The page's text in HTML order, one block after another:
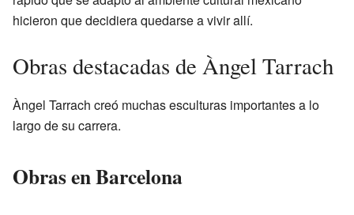
hicieron que decidiera quedarse a vivir allí.
Obras destacadas de Àngel Tarrach
Àngel Tarrach creó muchas esculturas importantes a lo
largo de su carrera.
Obras en Barcelona